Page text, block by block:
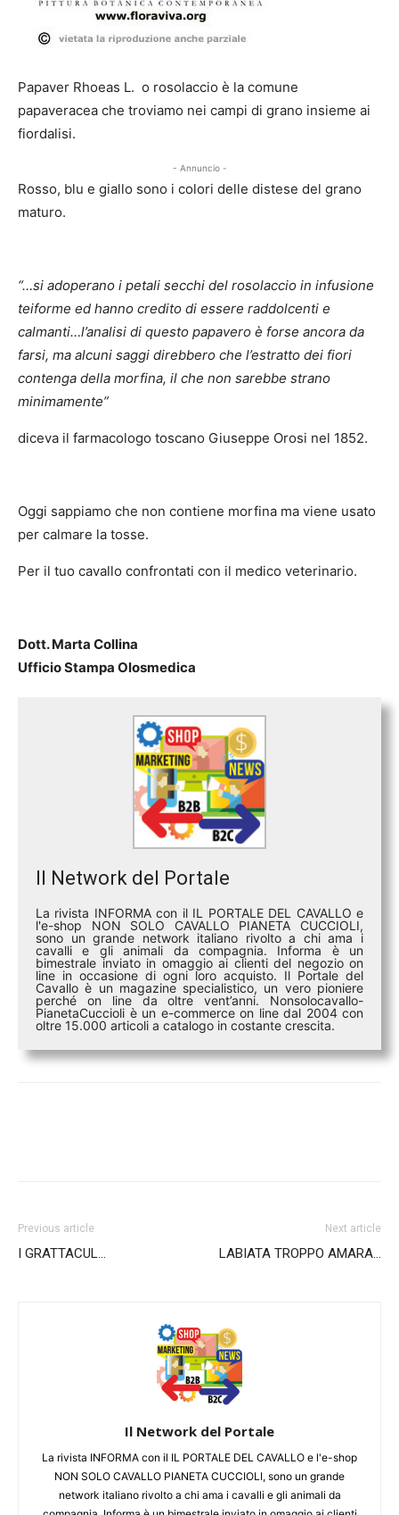
Papaver Rhoeas L. o rosolaccio è la comune
papaveracea che troviamo nei campi di grano insieme ai
fiordalisi.
- Annuncio -
Rosso, blu e giallo sono i colori delle distese del grano
maturo.
“…si adoperano i petali secchi del rosolaccio in infusione
teiforme ed hanno credito di essere raddolcenti e
calmanti…l’analisi di questo papavero è forse ancora da
farsi, ma alcuni saggi direbbero che l’estratto dei fiori
contenga della morfina, il che non sarebbe strano
minimamente”
diceva il farmacologo toscano Giuseppe Orosi nel 1852.
Oggi sappiamo che non contiene morfina ma viene usato
per calmare la tosse.
Per il tuo cavallo confrontati con il medico veterinario.
Dott. Marta Collina
Ufficio Stampa Olosmedica
Il Network del Portale
La rivista INFORMA con il IL PORTALE DEL CAVALLO e
l'e-shop NON SOLO CAVALLO PIANETA CUCCIOLI,
sono un grande network italiano rivolto a chi ama i
cavalli e gli animali da compagnia. Informa è un
bimestrale inviato in omaggio ai clienti del negozio on
line in occasione di ogni loro acquisto. Il Portale del
Cavallo è un magazine specialistico, un vero pioniere
perché on line da oltre vent’anni. Nonsolocavallo-
PianetaCuccioli è un e-commerce on line dal 2004 con
oltre 15.000 articoli a catalogo in costante crescita.
Previous article
I GRATTACUL…
Next article
LABIATA TROPPO AMARA…
Il Network del Portale
La rivista INFORMA con il IL PORTALE DEL CAVALLO e l'e-shop
NON SOLO CAVALLO PIANETA CUCCIOLI, sono un grande
network italiano rivolto a chi ama i cavalli e gli animali da